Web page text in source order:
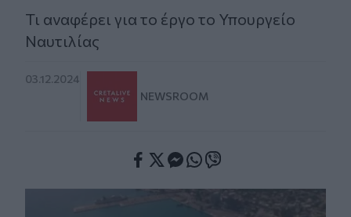
Τι αναφέρει για το έργο το Υπουργείο
Ναυτιλίας
03.12.2024
NEWSROOM